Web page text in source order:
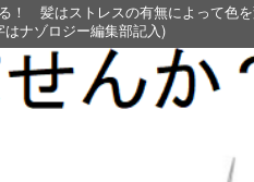
！ 髪はストレスの有無によって色
はナゾロジー編集部記入)